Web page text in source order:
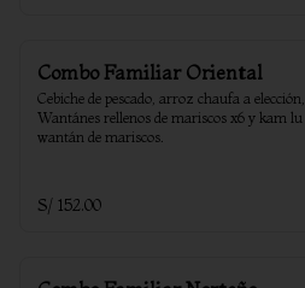
Combo Familiar Oriental
Cebiche de pescado, arroz chaufa a elección,
Wantánes rellenos de mariscos x6 y kam lu
wantán de mariscos.
S/ 152.00